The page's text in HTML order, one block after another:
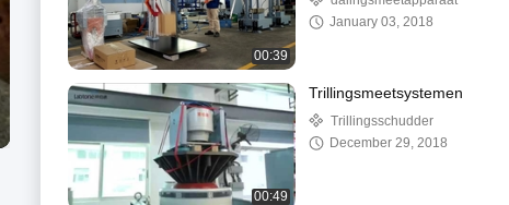
00:39
January 03, 2018
00:49
Trillingsmeetsystemen
Trillingsschudder
December 29, 2018